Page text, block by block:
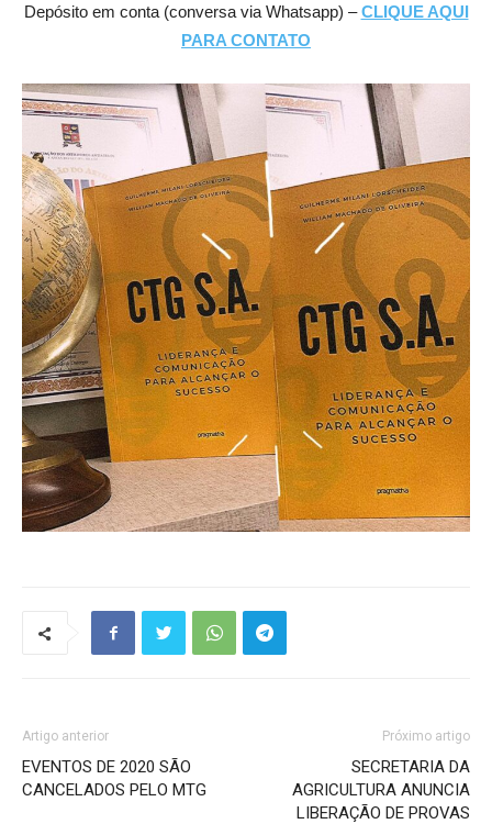
Depósito em conta (conversa via Whatsapp) –CLIQUE AQUI
PARA CONTATO
Artigo anterior
EVENTOS DE 2020 SÃO
CANCELADOS PELO MTG
Próximo artigo
SECRETARIA DA
AGRICULTURA ANUNCIA
LIBERAÇÃO DE PROVAS